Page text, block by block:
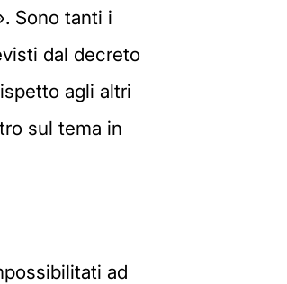
Sono tanti i
dal decreto
agli altri
sul tema in
ad